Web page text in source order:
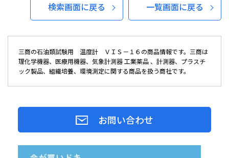
検索画面に戻る 一覧画面に戻る
三商の石油類試験用 温度計 ＶＩＳ－１６の商品情報です。三商は
理化学機器、医療用機器、気象計測器 工業薬品 、計測器、プラスチ
ック製品、組織培養、環境測定に関する商品を扱う商社です。
お問い合わせ